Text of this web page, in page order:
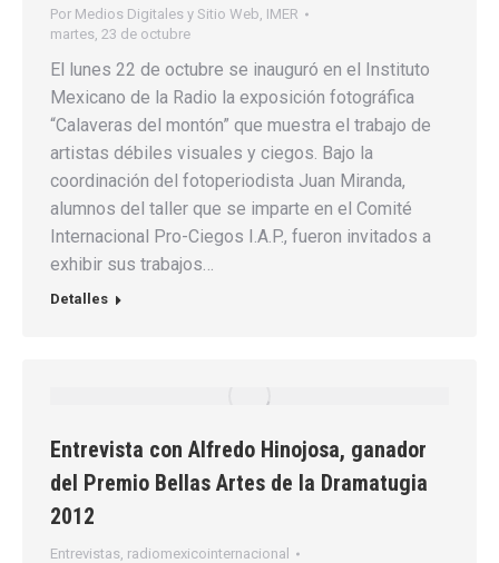
Por Medios Digitales y Sitio Web, IMER
martes, 23 de octubre
El lunes 22 de octubre se inauguró en el Instituto
Mexicano de la Radio la exposición fotográfica
“Calaveras del montón” que muestra el trabajo de
artistas débiles visuales y ciegos. Bajo la
coordinación del fotoperiodista Juan Miranda,
alumnos del taller que se imparte en el Comité
Internacional Pro-Ciegos I.A.P., fueron invitados a
exhibir sus trabajos…
Detalles
Entrevista con Alfredo Hinojosa, ganador
del Premio Bellas Artes de la Dramatugia
2012
Entrevistas, radiomexicointernacional